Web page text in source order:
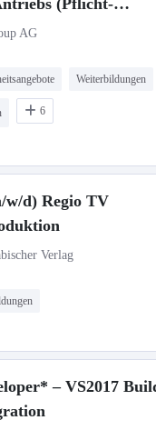
(Pflicht-
AG
Weiterbildungen
6
d) Regio TV
Verlag
– VS2017